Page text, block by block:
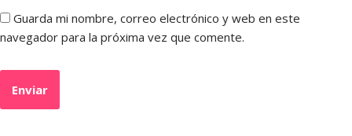
Guarda mi nombre, correo electrónico y web en este
navegador para la próxima vez que comente.